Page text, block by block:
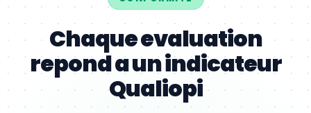
Chaque evaluation
repond a un indicateur
Qualiopi